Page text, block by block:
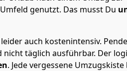
genutzt. Das musst Du
auch kostenintensiv.
nicht täglich ausführbar. Der
. Jede vergessene